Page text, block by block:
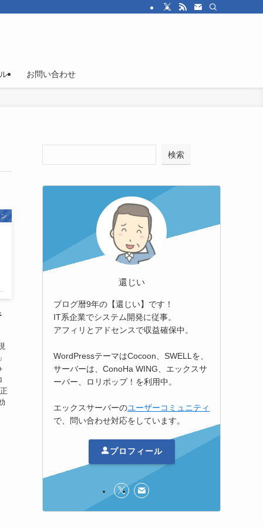
お問い合わせ
検索
還じい
ブログ暦9年の【還じい】です！
IT系企業でシステム開発に従事。
アフィリとアドセンスで収益確保中。
WordPressテーマはCocoon、SWELLを、
サーバーは、ConoHa WING、エックスサ
ーバー、ロリポップ！を利用中。
エックスサーバーのユーザーコミュニティ
で、問い合わせ対応をしています。
プロフィール